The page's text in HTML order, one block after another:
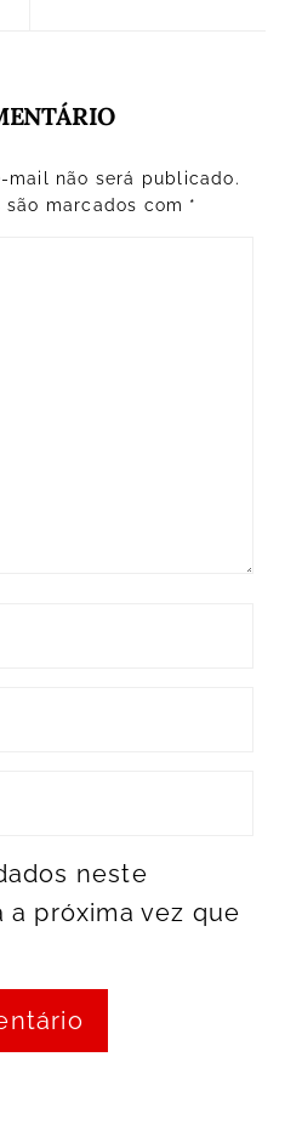
mail não será publicado.
marcados com *
neste
a próxima vez que